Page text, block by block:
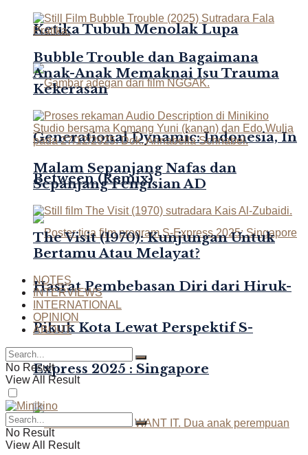
Ketika Tubuh Menolak Lupa
Generational Dynamic: Indonesia, In
Between (Remix)
Hasrat Pembebasan Diri dari Hiruk-
Pikuk Kota Lewat Perspektif S-
Express 2025 : Singapore
Bubble Trouble dan Bagaimana
Anak-Anak Memaknai Isu Trauma
Kekerasan
Malam Sepanjang Nafas dan
Sepanjang Pengisian AD
The Visit (1970): Kunjungan Untuk
Bertamu Atau Melayat?
NOTES
INTERVIEWS
INTERNATIONAL
OPINION
ABOUT
No Result
View All Result
No Result
View All Result